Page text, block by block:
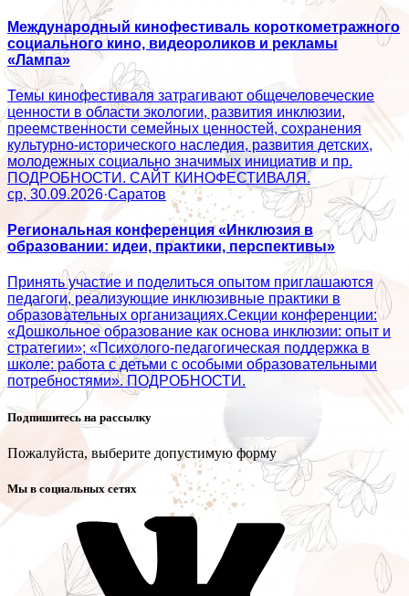
Международный кинофестиваль короткометражного
социального кино, видеороликов и рекламы
«Лампа»
Темы кинофестиваля затрагивают общечеловеческие
ценности в области экологии, развития инклюзии,
преемственности семейных ценностей, сохранения
культурно-исторического наследия, развития детских,
молодежных социально значимых инициатив и пр.
ПОДРОБНОСТИ. САЙТ КИНОФЕСТИВАЛЯ.
ср, 30.09.2026·Саратов
Региональная конференция «Инклюзия в
образовании: идеи, практики, перспективы»
Принять участие и поделиться опытом приглашаются
педагоги, реализующие инклюзивные практики в
образовательных организациях.Секции конференции:
«Дошкольное образование как основа инклюзии: опыт и
стратегии»; «Психолого‑педагогическая поддержка в
школе: работа с детьми с особыми образовательными
потребностями». ПОДРОБНОСТИ.
Подпишитесь на рассылку
Пожалуйста, выберите допустимую форму
Мы в социальных сетях